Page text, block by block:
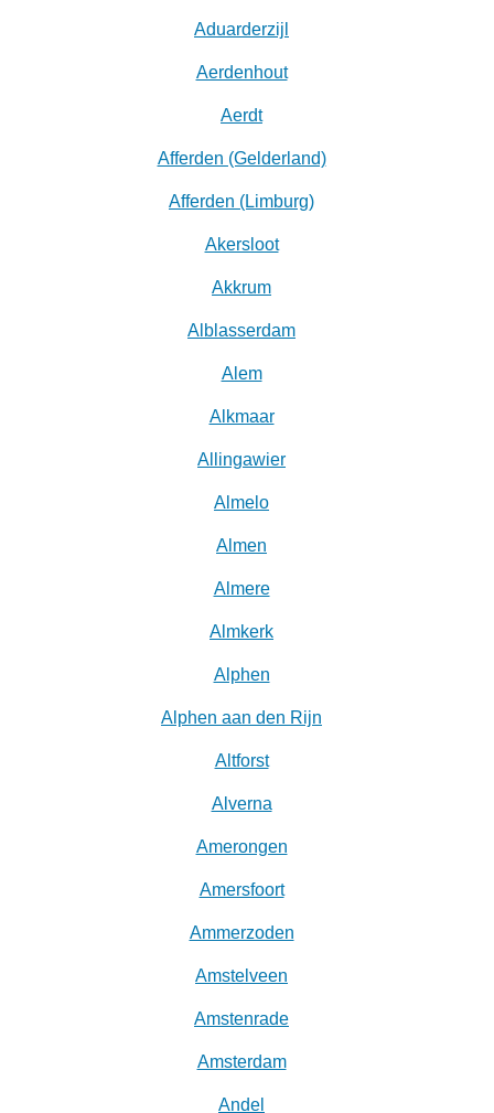
Aduarderzijl
Aerdenhout
Aerdt
Afferden (Gelderland)
Afferden (Limburg)
Akersloot
Akkrum
Alblasserdam
Alem
Alkmaar
Allingawier
Almelo
Almen
Almere
Almkerk
Alphen
Alphen aan den Rijn
Altforst
Alverna
Amerongen
Amersfoort
Ammerzoden
Amstelveen
Amstenrade
Amsterdam
Andel